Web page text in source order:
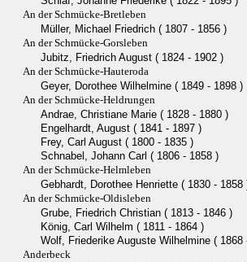
An der Schmücke-Bretleben
Müller, Michael Friedrich ( 1807 - 1856 )
An der Schmücke-Gorsleben
Jubitz, Friedrich August ( 1824 - 1902 )
An der Schmücke-Hauteroda
Geyer, Dorothee Wilhelmine ( 1849 - 1898 )
An der Schmücke-Heldrungen
Andrae, Christiane Marie ( 1828 - 1880 )
Engelhardt, August ( 1841 - 1897 )
Frey, Carl August ( 1800 - 1835 )
Schnabel, Johann Carl ( 1806 - 1858 )
An der Schmücke-Helmleben
Gebhardt, Dorothee Henriette ( 1830 - 1858
An der Schmücke-Oldisleben
Grube, Friedrich Christian ( 1813 - 1846 )
König, Carl Wilhelm ( 1811 - 1864 )
Wolf, Friederike Auguste Wilhelmine ( 1868
Anderbeck